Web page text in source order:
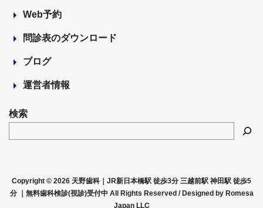
Web予約
問診表のダウンロード
ブログ
運営者情報
検索
Copyright © 2026 天野歯科｜JR新日本橋駅 徒歩3分 三越前駅 神田駅 徒歩5
分 ｜無料歯科検診(視診)受付中 All Rights Reserved /Designed by Romesa
Japan LLC